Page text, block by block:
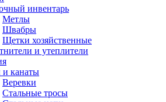
инвентарь
Метлы
Швабры
Щетки хозяйственные
и утеплители
канаты
Веревки
Стальные тросы